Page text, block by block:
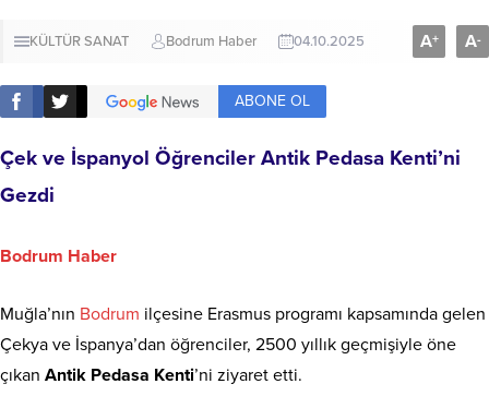
KÜLTÜR SANAT Bodrum Haber 04.10.2025 A+ A-
ABONE OL
Çek ve İspanyol Öğrenciler Antik Pedasa Kenti’ni
Gezdi
Bodrum Haber
Muğla’nın Bodrum ilçesine Erasmus programı kapsamında gelen
Çekya ve İspanya’dan öğrenciler, 2500 yıllık geçmişiyle öne
çıkan Antik Pedasa Kenti’ni ziyaret etti.